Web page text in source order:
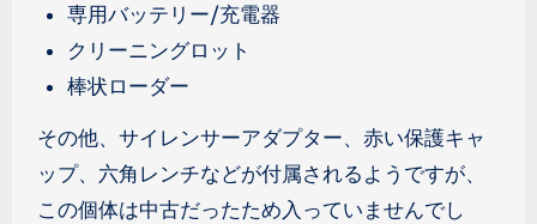
専用バッテリー/充電器
クリーニングロット
棒状ローダー
その他、サイレンサーアダプター、赤い保護キャ
ップ、六角レンチなどが付属されるようですが、
この個体は中古だったため入っていませんでし